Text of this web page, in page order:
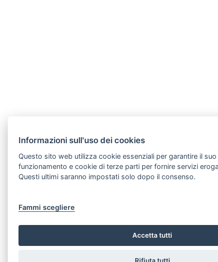
Informazioni sull'uso dei cookies
Questo sito web utilizza cookie essenziali per garantire il
funzionamento e cookie di terze parti per fornire servizi
Questi ultimi saranno impostati solo dopo il consenso.
Fammi scegliere
Accetta tutti